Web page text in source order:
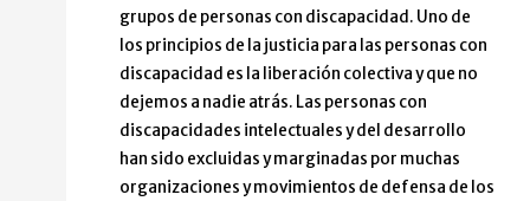
grupos de personas con discapacidad. Uno de
los principios de la justicia para las personas con
discapacidad es la liberación colectiva y que no
dejemos a nadie atrás. Las personas con
discapacidades intelectuales y del desarrollo
han sido excluidas y marginadas por muchas
organizaciones y movimientos de defensa de los